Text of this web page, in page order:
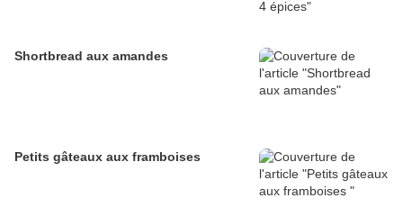
Shortbread aux amandes
Petits gâteaux aux framboises